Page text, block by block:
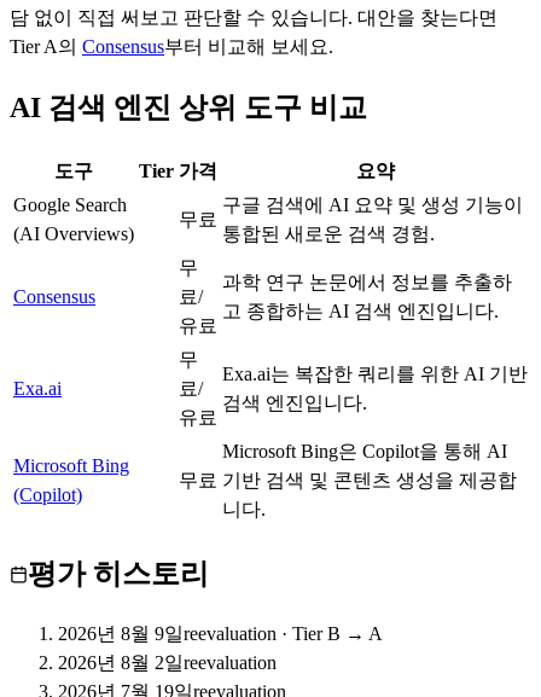
담 없이 직접 써보고 판단할 수 있습니다. 대안을 찾는다면
TierA의 Consensus부터 비교해 보세요.
AI 검색 엔진 상위 도구 비교
도구 Tier 가격
요약
Google Search
(AI Overviews)
무료
구글 검색에 AI 요약 및 생성 기능이
통합된 새로운 검색 경험.
Consensus
무
료/
유료
과학 연구 논문에서 정보를 추출하
고 종합하는 AI 검색 엔진입니다.
Exa.ai
무
료/
유료
Exa.ai는 복잡한 쿼리를 위한 AI 기반
검색 엔진입니다.
Microsoft Bing
(Copilot)
무료
Microsoft Bing은 Copilot을 통해 AI
기반 검색 및 콘텐츠 생성을 제공합
니다.
평가 히스토리
2026년 8월 9일reevaluation · Tier B → A
2026년 8월 2일reevaluation
2026년 7월 19일reevaluation